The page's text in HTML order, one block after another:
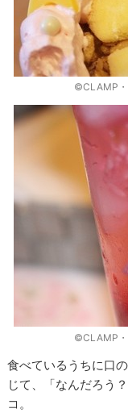
©CLAMP・
©CLAMP・
食べているうちに口
じて、「なんだろう
コ。